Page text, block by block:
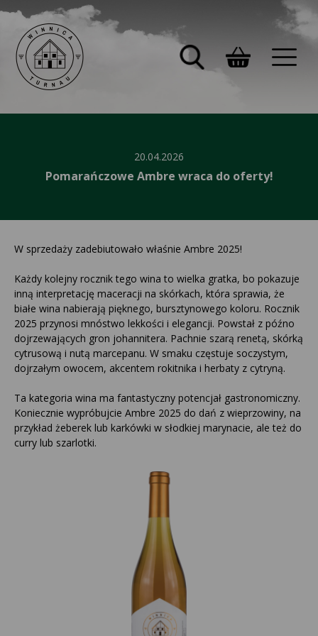
20.04.2026
Pomarańczowe Ambre wraca do oferty!
W sprzedaży zadebiutowało właśnie Ambre 2025!
Każdy kolejny rocznik tego wina to wielka gratka, bo pokazuje
inną interpretację maceracji na skórkach, która sprawia, że
białe wina nabierają pięknego, bursztynowego koloru. Rocznik
2025 przynosi mnóstwo lekkości i elegancji. Powstał z późno
dojrzewających gron johannitera. Pachnie szarą renetą, skórką
cytrusową i nutą marcepanu. W smaku częstuje soczystym,
dojrzałym owocem, akcentem rokitnika i herbaty z cytryną.
Ta kategoria wina ma fantastyczny potencjał gastronomiczny.
Koniecznie wypróbujcie Ambre 2025 do dań z wieprzowiny, na
przykład żeberek lub karkówki w słodkiej marynacie, ale też do
curry lub szarlotki.